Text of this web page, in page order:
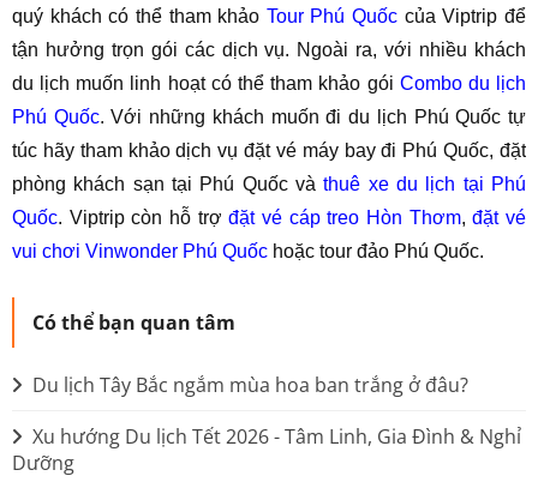
quý khách có thể tham khảo Tour Phú Quốc của Viptrip để
tận hưởng trọn gói các dịch vụ. Ngoài ra, với nhiều khách
du lịch muốn linh hoạt có thể tham khảo gói Combo du lịch
Phú Quốc. Với những khách muốn đi du lịch Phú Quốc tự
túc hãy tham khảo dịch vụ đặt vé máy bay đi Phú Quốc, đặt
phòng khách sạn tại Phú Quốc vàthuê xe du lịch tại Phú
Quốc. Viptrip còn hỗ trợđặt vé cáp treo Hòn Thơm,đặt vé
vui chơi Vinwonder Phú Quốc hoặc tour đảo Phú Quốc.
Có thể bạn quan tâm
Du lịch Tây Bắc ngắm mùa hoa ban trắng ở đâu?
Xu hướng Du lịch Tết 2026 - Tâm Linh, Gia Đình & Nghỉ
Dưỡng